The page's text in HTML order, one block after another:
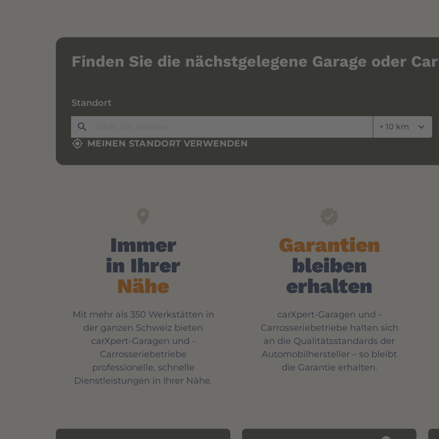
Finden Sie die nächstgelegene Garage oder
Standort
search expand_more
MEINEN STANDORT VERWENDEN
my_location
Immer
in Ihrer
Nähe
Mit mehr als 350 Werkstätten in
der ganzen Schweiz bieten
carXpert-Garagen und -
Carrosseriebetriebe
professionelle, schnelle
Dienstleistungen in Ihrer Nähe.
Garantien
bleiben
erhalten
carXpert-Garagen und -
Carrosseriebetriebe halten sich
an die Qualitätsstandards der
Automobilhersteller – so bleibt
die Garantie erhalten.